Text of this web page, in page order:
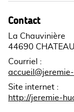
Contact
La Chauvinière
44690
Courriel
:
Site internet :
http://jeremie-